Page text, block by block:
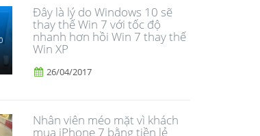
Đây là lý do Windows 10 sẽ
thay thế Win 7 với tốc độ
nhanh hơn hồi Win 7 thay thế
Win XP
26/04/2017
Nhân viên méo mặt vì khách
mua iPhone 7 bằng tiền lẻ